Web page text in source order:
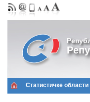
Статистичке области